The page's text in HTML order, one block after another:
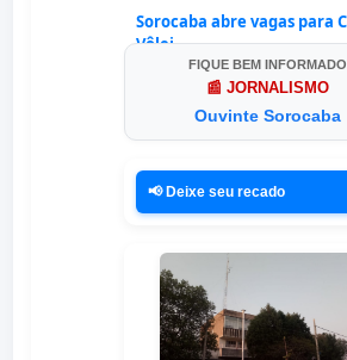
FIQUE BEM INFORMADO
📰 JORNALISMO
Ouvinte Sorocaba
📢 Deixe seu recado